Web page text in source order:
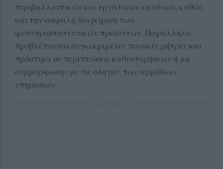
περιβαλλοντικών και εργατικών κανόνων, καθώς
και την ασφαλή διαχείριση των
φυτοπροστατευτικών προϊόντων. Παράλληλα
προβλέπονται συγκεκριμένες ποινικές ρήτρες και
πρόστιμα σε περιπτώσεις καθυστερήσεων ή μη
συμμόρφωσης με τις οδηγίες των αρμόδιων
υπηρεσιών.